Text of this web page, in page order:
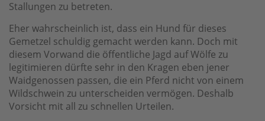
Stallungen zu betreten.
Eher wahrscheinlich ist, dass ein Hund für dieses
Gemetzel schuldig gemacht werden kann. Doch mit
diesem Vorwand die öffentliche Jagd auf Wölfe zu
legitimieren dürfte sehr in den Kragen eben jener
Waidgenossen passen, die ein Pferd nicht von einem
Wildschwein zu unterscheiden vermögen. Deshalb
Vorsicht mit all zu schnellen Urteilen.